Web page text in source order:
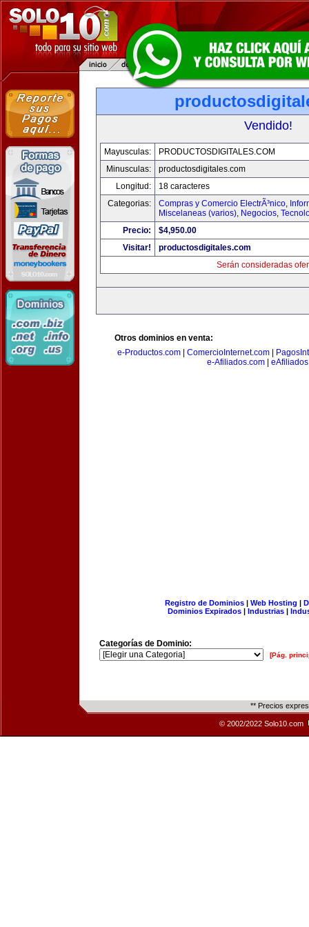
Vendido!
Mayusculas:
PRODUCTOSDIGITALES.COM
Minusculas:
productosdigitales.com
Longitud:
18 caracteres
Categorias:
Compras y Comercio ElectrÃ³nico,
Miscelaneas (varios), Negocios,
Precio:
$4,950.00
Visitar!
productosdigitales.com
Serán consideradas
Otros dominios en venta:
e-Productos.com
ComercioInternet.com
e-Afiliados.com|
Registro de Dominios| Web Hosting |
Dominios Expirados | Industrias |
Categorías de Dominio:
[Pág.
** Precios
© 2002/2022 Solo10.com